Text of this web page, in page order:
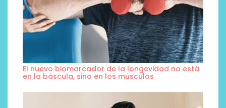
El nuevo biomarcador de la longevidad no está
en la báscula, sino en los músculos